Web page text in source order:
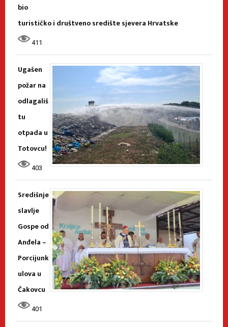
bio
turističko i društveno središte sjevera Hrvatske
411
Ugašen
požar na
odlagališ
tu
otpada u
Totovcu!
403
Središnje
slavlje
Gospe od
Anđela –
Porcijunk
ulova u
Čakovcu
401